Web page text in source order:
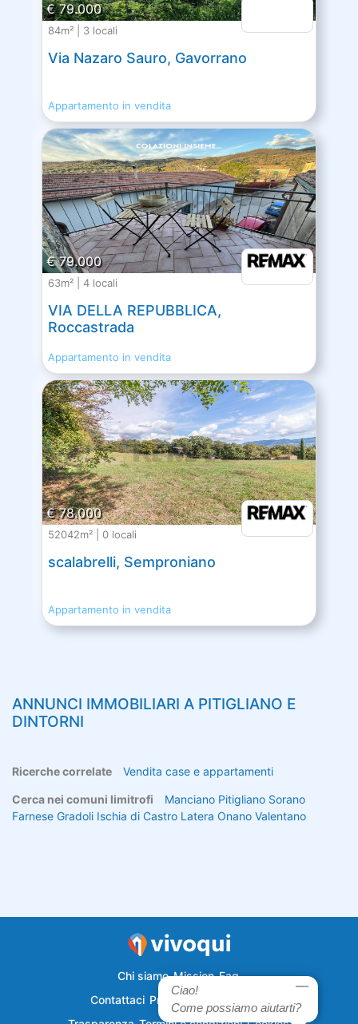
€ 79.000
84m² | 3 locali
Via Nazaro Sauro, Gavorrano
Appartamento in vendita
€ 79.000
63m² | 4 locali
VIA DELLA REPUBBLICA,
Roccastrada
Appartamento in vendita
€ 78.000
52042m² | 0 locali
scalabrelli, Semproniano
Appartamento in vendita
ANNUNCI IMMOBILIARI A PITIGLIANO E
DINTORNI
Ricerche correlate Vendita case e appartamenti
Cerca nei comuni limitrofi Manciano Pitigliano Sorano
Farnese Gradoli Ischia di Castro Latera Onano Valentano
Chi siamo Mission Faq
Contattaci Privacy
Ciao!
Come possiamo aiutarti?